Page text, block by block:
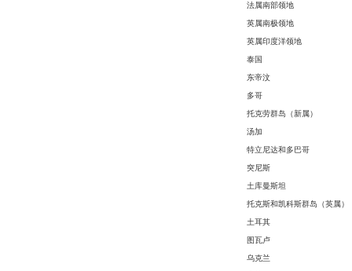
法属南部领地
英属南极领地
英属印度洋领地
泰国
东帝汶
多哥
托克劳群岛（新属）
汤加
特立尼达和多巴哥
突尼斯
土库曼斯坦
托克斯和凯科斯群岛（英属）
土耳其
图瓦卢
乌克兰